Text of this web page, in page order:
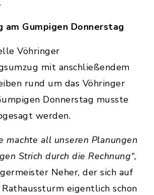
am Gumpigen Donnerstag
Vöhringer
mit anschließendem
rund um das Vöhringer
Donnerstag musste
werden.
machte all unseren Planungen
Strich durch die Rechnung“,
Neher, der sich auf
eigentlich schon